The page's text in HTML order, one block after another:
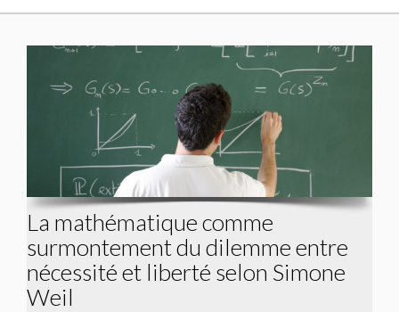
La mathématique comme
surmontement du dilemme entre
nécessité et liberté selon Simone
Weil